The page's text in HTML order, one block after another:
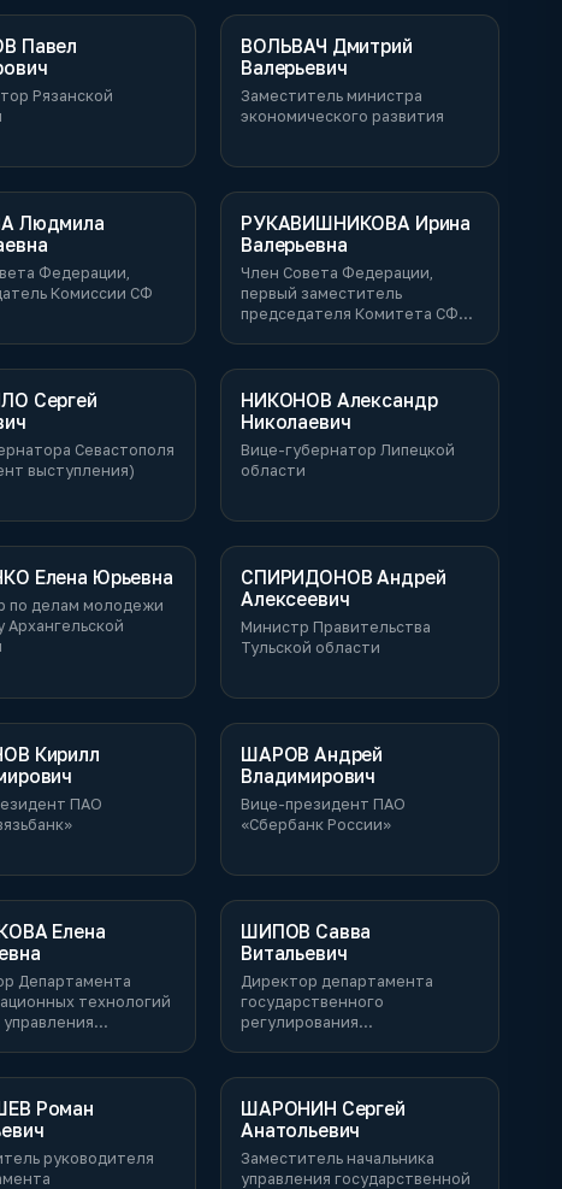
Павел
Рязанской
ВОЛЬВАЧ Дмитрий
Валерьевич
Заместитель министра
экономического развития
Людмила
Федерации,
Комиссии СФ
РУКАВИШНИКОВА Ирина
Валерьевна
Член Совета Федерации,
первый заместитель
председателя Комитета СФ
Сергей
Севастополя
выступления)
НИКОНОВ Александр
Николаевич
Вице-губернатор Липецкой
области
Елена Юрьевна
по делам молодежи
Архангельской
СПИРИДОНОВ Андрей
Алексеевич
Министр Правительства
Тульской области
Кирилл
ПАО
ШАРОВ Андрей
Владимирович
Вице-президент ПАО
«Сбербанк России»
Елена
Департамента
технологий
бюджетного
Министерства
РФ
ШИПОВ Савва
Витальевич
Директор департамента
государственного
регулирования
Роман
руководителя
ШАРОНИН Сергей
Анатольевич
Заместитель начальника
управления государственной